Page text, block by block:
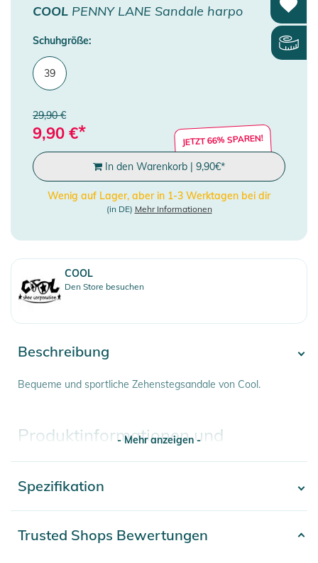
COOL PENNY LANE Sandale harpo
Schuhgröße:
39
29,90 €
9,90 €* JETZT 66% SPAREN!
In den Warenkorb | 9,90€*
Wenig auf Lager, aber in 1-3 Werktagen bei dir
(in DE) Mehr Informationen
COOL
Den Store besuchen
Beschreibung
Bequeme und sportliche Zehenstegsandale von Cool.
Produktinformationen und
Gebrauchsanweisungen, Sicherheitshinweise und Warnungen
finden Sie direkt am Produkt.
- Mehr anzeigen -
Spezifikation
Trusted Shops Bewertungen